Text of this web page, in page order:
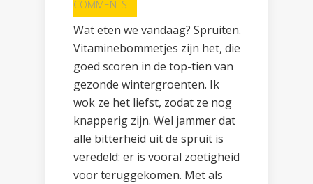
COMMENTS
Wat eten we vandaag? Spruiten.
Vitaminebommetjes zijn het, die
goed scoren in de top-tien van
gezonde wintergroenten. Ik
wok ze het liefst, zodat ze nog
knapperig zijn. Wel jammer dat
alle bitterheid uit de spruit is
veredeld: er is vooral zoetigheid
voor teruggekomen. Met als